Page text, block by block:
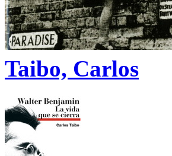
Taibo, Carlos